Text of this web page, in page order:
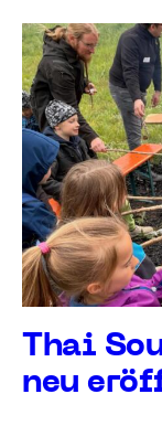
Thai
neu